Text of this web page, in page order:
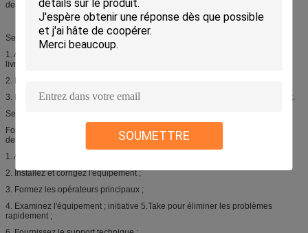
SOUMETTRE
des utilisateurs dans différents secteurs ;
Service de vente
1. Assurez le produit avec de haute qualité et la pré-commission avant la
livraison ;
2. La livraison à l'heure ;
3. Fournissez l'ensemble complet des documents comme exigences de client.
Service après-vente
Fournissez les services prévenants pour réduire au minimum les inquiétudes
des clients.
1. Aidez les clients pour se préparer au premier plan de construction ;
2. Installez et corrigez l'équipement ;
3. Formez les opérateurs principaux ;
4. Examinez l'équipement ; initiative 5.Take pour éliminer les problèmes
rapidement ;